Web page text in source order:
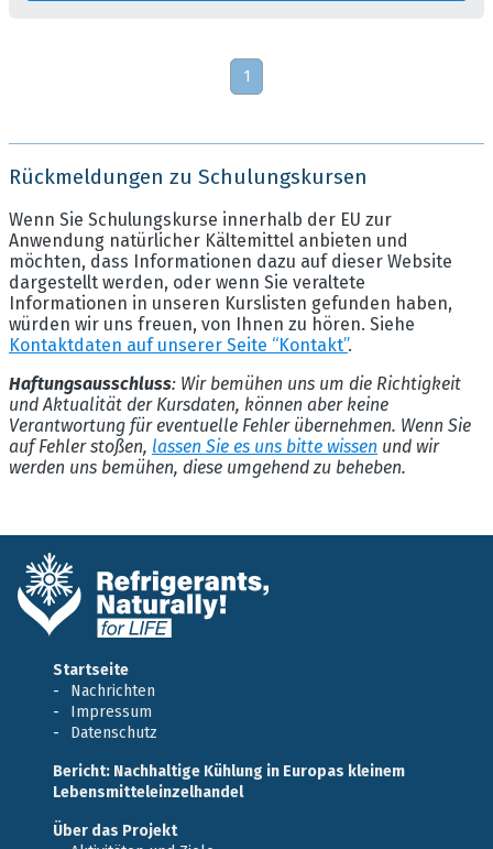
1
Rückmeldungen zu Schulungskursen
Wenn Sie Schulungskurse innerhalb der EU zur
Anwendung natürlicher Kältemittel anbieten und
möchten, dass Informationen dazu auf dieser Website
dargestellt werden, oder wenn Sie veraltete
Informationen in unseren Kurslisten gefunden haben,
würden wir uns freuen, von Ihnen zu hören. Siehe
Kontaktdaten auf unserer Seite “Kontakt”.
Haftungsausschluss: Wir bemühen uns um die Richtigkeit
und Aktualität der Kursdaten, können aber keine
Verantwortung für eventuelle Fehler übernehmen. Wenn Sie
auf Fehler stoßen, lassen Sie es uns bitte wissen und wir
werden uns bemühen, diese umgehend zu beheben.
Startseite
Nachrichten
Impressum
Datenschutz
Bericht: Nachhaltige Kühlung in Europas kleinem
Lebensmitteleinzelhandel
Über das Projekt